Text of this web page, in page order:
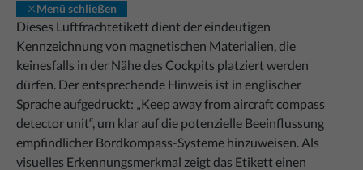
Menü schließen
Dieses Luftfrachtetikett dient der eindeutigen
Kennzeichnung von magnetischen Materialien, die
keinesfalls in der Nähe des Cockpits platziert werden
dürfen. Der entsprechende Hinweis ist in englischer
Sprache aufgedruckt: „Keep away from aircraft compass
detector unit“, um klar auf die potenzielle Beeinflussung
empfindlicher Bordkompass-Systeme hinzuweisen. Als
visuelles Erkennungsmerkmal zeigt das Etikett einen